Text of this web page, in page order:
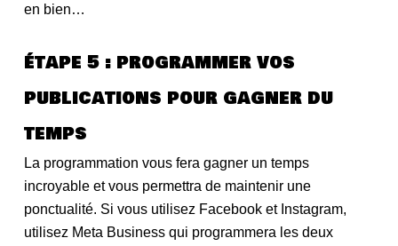
en bien…
étape 5 : programmer vos
publications pour gagner du
temps
La programmation vous fera gagner un temps
incroyable et vous permettra de maintenir une
ponctualité. Si vous utilisez Facebook et Instagram,
utilisez Meta Business qui programmera les deux